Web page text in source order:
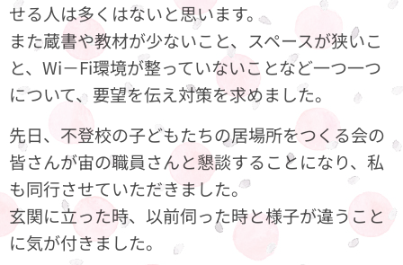
せる人は多くはないと思います。
また蔵書や教材が少ないこと、スペースが狭いこ
と、Wi－Fi環境が整っていないことなど一つ一つ
について、要望を伝え対策を求めました。
先日、不登校の子どもたちの居場所をつくる会の
皆さんが宙の職員さんと懇談することになり、私
も同行させていただきました。
玄関に立った時、以前伺った時と様子が違うこと
に気が付きました。